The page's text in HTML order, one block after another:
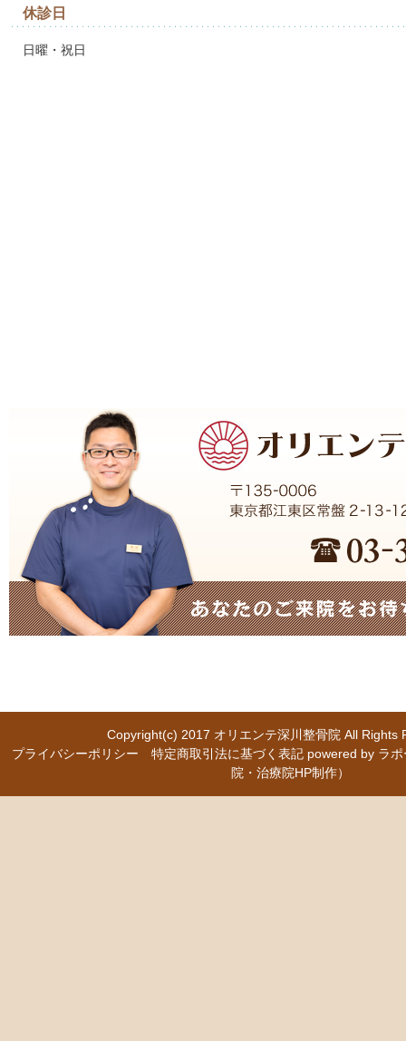
休診日
日曜・祝日
Copyright(c) 2017 オリエンテ深川整骨院 All
プライバシーポリシー
特定商取引法に基づく表記 powered by ラ
院・治療院HP制作）